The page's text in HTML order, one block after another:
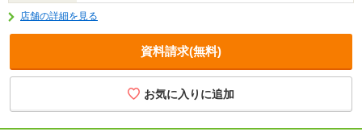
店舗の詳細を見る
資料請求(無料)